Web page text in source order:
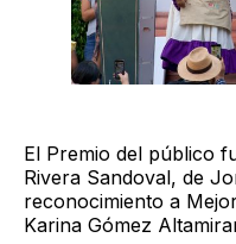
El Premio del público
Rivera Sandoval, de
reconocimiento a
Karina Gómez